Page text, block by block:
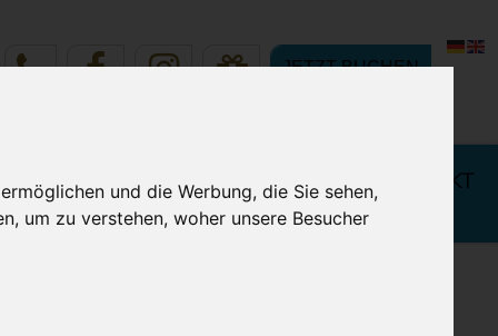
und die Werbung, die Sie sehen,
um zu verstehen, woher unsere Besucher
JETZT BUCHEN
IHREN
BUCHUNG & KONTAKT